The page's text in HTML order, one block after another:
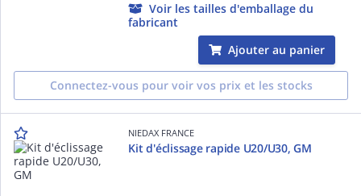
Voir les tailles d'emballage du
fabricant
Ajouter au panier
Connectez-vous pour voir vos prix et les stocks
NIEDAX FRANCE
Kit d'éclissage rapide U20/U30, GM